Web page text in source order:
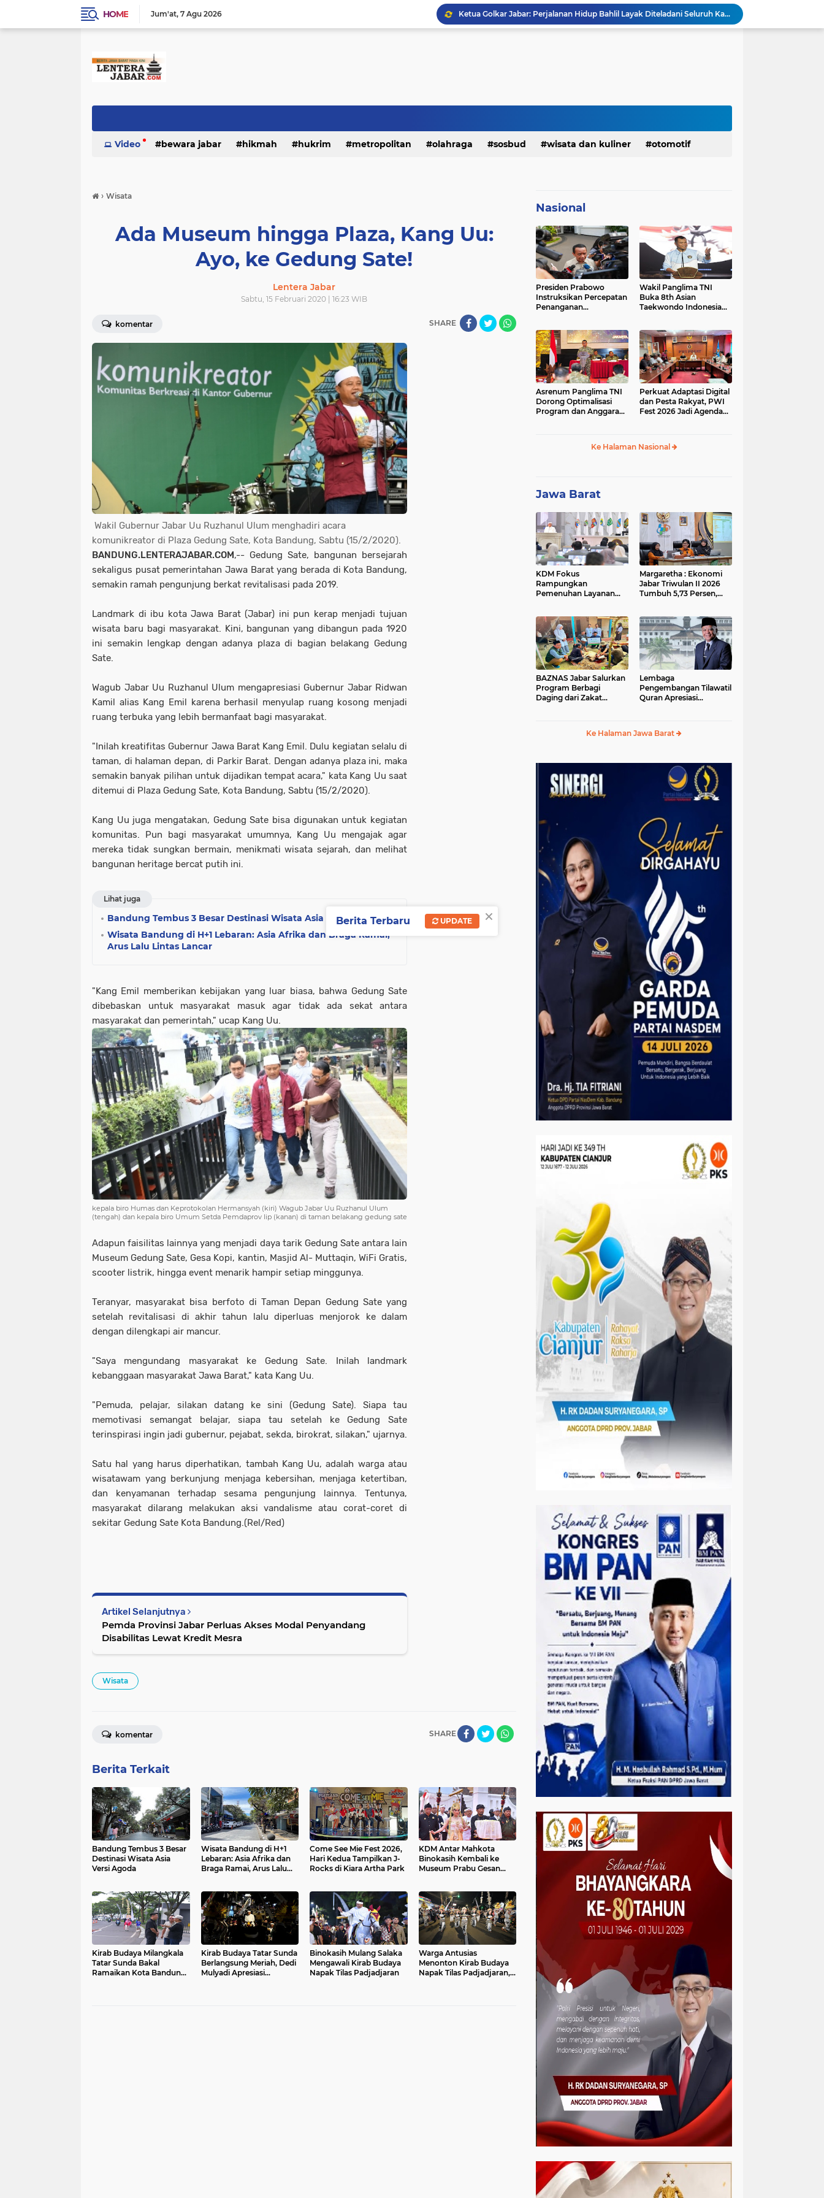
HOME Jum'at 7 Agu 2026
KDM Fokus Rampungkan Pemenuhan Layanan Dasar dan Konektivitas Wilayah pada 2027
Menaker: ASN Kemnaker Harus Hadirkan Dampak Nyata bagi Masyarakat
Bangkitkan Merek Legendaris Semen Kujang, SIG Bidik Penguatan Dominasi Pasar Jawa Barat
Video bewara jabar hikmah hukrim metropolitan olahraga sosbud wisata dan kuliner otomotif
› Wisata
Ada Museum hingga Plaza, Kang Uu:
Ayo, ke Gedung Sate!
Lentera Jabar
Sabtu, 15 Februari 2020 | 16:23 WIB
komentar SHARE
Wakil Gubernur Jabar Uu Ruzhanul Ulum menghadiri acara
komunikreator di Plaza Gedung Sate, Kota Bandung, Sabtu (15/2/2020).
BANDUNG.LENTERAJABAR.COM,-- Gedung Sate, bangunan bersejarah
sekaligus pusat pemerintahan Jawa Barat yang berada di Kota Bandung,
semakin ramah pengunjung berkat revitalisasi pada 2019.
Landmark di ibu kota Jawa Barat (Jabar) ini pun kerap menjadi tujuan
wisata baru bagi masyarakat. Kini, bangunan yang dibangun pada 1920
ini semakin lengkap dengan adanya plaza di bagian belakang Gedung
Sate.
Wagub Jabar Uu Ruzhanul Ulum mengapresiasi Gubernur Jabar Ridwan
Kamil alias Kang Emil karena berhasil menyulap ruang kosong menjadi
ruang terbuka yang lebih bermanfaat bagi masyarakat.
"Inilah kreatifitas Gubernur Jawa Barat Kang Emil. Dulu kegiatan selalu di
taman, di halaman depan, di Parkir Barat. Dengan adanya plaza ini, maka
semakin banyak pilihan untuk dijadikan tempat acara," kata Kang Uu saat
ditemui di Plaza Gedung Sate, Kota Bandung, Sabtu (15/2/2020).
Kang Uu juga mengatakan, Gedung Sate bisa digunakan untuk kegiatan
komunitas. Pun bagi masyarakat umumnya, Kang Uu mengajak agar
mereka tidak sungkan bermain, menikmati wisata sejarah, dan melihat
bangunan heritage bercat putih ini.
Lihat juga
Bandung Tembus 3 Besar Destinasi Wisata Asia Versi Agoda
Wisata Bandung di H+1 Lebaran: Asia Afrika dan Braga Ramai,
Arus Lalu Lintas Lancar
"Kang Emil memberikan kebijakan yang luar biasa, bahwa Gedung Sate
dibebaskan untuk masyarakat masuk agar tidak ada sekat antara
masyarakat dan pemerintah," ucap Kang Uu.
kepala biro Humas dan Keprotokolan Hermansyah (kiri) Wagub Jabar Uu Ruzhanul Ulum
(tengah) dan kepala biro Umum Setda Pemdaprov Iip (kanan) di taman belakang gedung sate
Adapun faisilitas lainnya yang menjadi daya tarik Gedung Sate antara lain
Museum Gedung Sate, Gesa Kopi, kantin, Masjid Al- Muttaqin, WiFi Gratis,
scooter listrik, hingga event menarik hampir setiap minggunya.
Teranyar, masyarakat bisa berfoto di Taman Depan Gedung Sate yang
setelah revitalisasi di akhir tahun lalu diperluas menjorok ke dalam
dengan dilengkapi air mancur.
"Saya mengundang masyarakat ke Gedung Sate. Inilah landmark
kebanggaan masyarakat Jawa Barat," kata Kang Uu.
"Pemuda, pelajar, silakan datang ke sini (Gedung Sate). Siapa tau
memotivasi semangat belajar, siapa tau setelah ke Gedung Sate
terinspirasi ingin jadi gubernur, pejabat, sekda, birokrat, silakan," ujarnya.
Satu hal yang harus diperhatikan, tambah Kang Uu, adalah warga atau
wisatawam yang berkunjung menjaga kebersihan, menjaga ketertiban,
dan kenyamanan terhadap sesama pengunjung lainnya. Tentunya,
masyarakat dilarang melakukan aksi vandalisme atau corat-coret di
sekitar Gedung Sate Kota Bandung.(Rel/Red)
Artikel Selanjutnya
Pemda Provinsi Jabar Perluas Akses Modal Penyandang
Disabilitas Lewat Kredit Mesra
Wisata
SHARE
komentar
Berita Terkait
Bandung Tembus 3 Besar
Destinasi Wisata Asia
Versi Agoda
Wisata Bandung di H+1
Lebaran: Asia Afrika dan
Braga Ramai, Arus Lalu
Come See Mie Fest 2026,
Hari Kedua Tampilkan J-
Rocks di Kiara Artha Park
KDM Antar Mahkota
Binokasih Kembali ke
Museum Prabu Gesan
Kirab Budaya Milangkala
Tatar Sunda Bakal
Ramaikan Kota Bandung
Kirab Budaya Tatar Sunda
Berlangsung Meriah, Dedi
Mulyadi Apresiasi
Binokasih Mulang Salaka
Mengawali Kirab Budaya
Napak Tilas Padjadjaran
Warga Antusias
Menonton Kirab Budaya
Napak Tilas Padjadjaran,
Nasional
Presiden Prabowo
Instruksikan Percepatan
Penanganan
BBM
Wakil Panglima TNI
Buka 8th Asian
Taekwondo Indonesia
Asrenum Panglima TNI
Dorong Optimalisasi
Program dan Anggaran
Perkuat Adaptasi Digital
dan Pesta Rakyat, PWI
Fest 2026 Jadi Agenda
Ke Halaman Nasional
Jawa Barat
KDM Fokus
Rampungkan
Pemenuhan Layanan
Margaretha : Ekonomi
Jabar Triwulan II 2026
Tumbuh 5,73 Persen,
BAZNAS Jabar Salurkan
Program Berbagi
Daging dari Zakat
Lembaga
Pengembangan Tilawatil
Quran Apresiasi
Ke Halaman Jawa Barat
×
Berita Terbaru UPDATE